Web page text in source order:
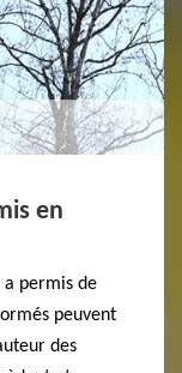
en
a permis de
peuvent
des